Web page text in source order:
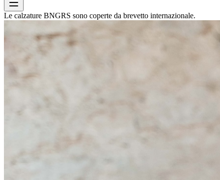
Le calzature BNGRS sono coperte da brevetto internazionale.